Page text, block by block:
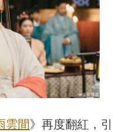
雲間》再度翻紅，引